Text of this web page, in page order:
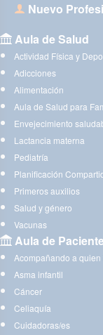
Nuevo
Aula de Salud
Actividad Física y
Adicciones
Alimentación
Aula de Salud para
Envejecimiento
Lactancia materna
Pediatría
Planificación
Primeros auxilios
Salud y género
Vacunas
Aula de
Acompañando a
Asma infantil
Cáncer
Celiaquía
Cuidadoras/es